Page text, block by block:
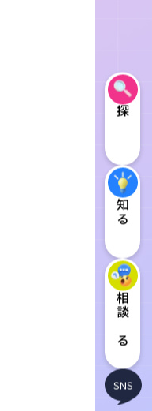
探す
知る
相談する
SNS